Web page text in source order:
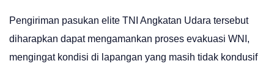
Pengiriman pasukan elite TNI Angkatan Udara tersebut
diharapkan dapat mengamankan proses evakuasi WNI,
mengingat kondisi di lapangan yang masih tidak kondusif